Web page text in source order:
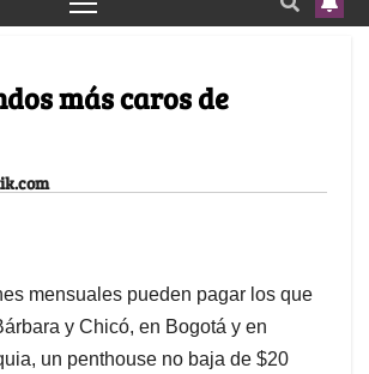
más caros de
mensuales pueden pagar los que
y Chicó, en Bogotá y en
un penthouse no baja de $20